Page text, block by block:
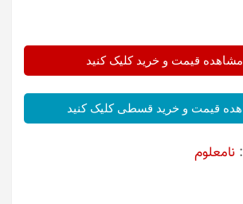
قیمت و خرید کلیک کنید
قیمت و خرید قسطی کلیک کنید
نامعلوم